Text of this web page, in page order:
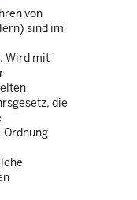
von
sind im
Wird mit
die